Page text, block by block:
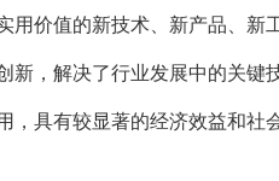
用价值的新技术、新产品、新
新，解决了行业发展中的关
，具有较显著的经济效益和社